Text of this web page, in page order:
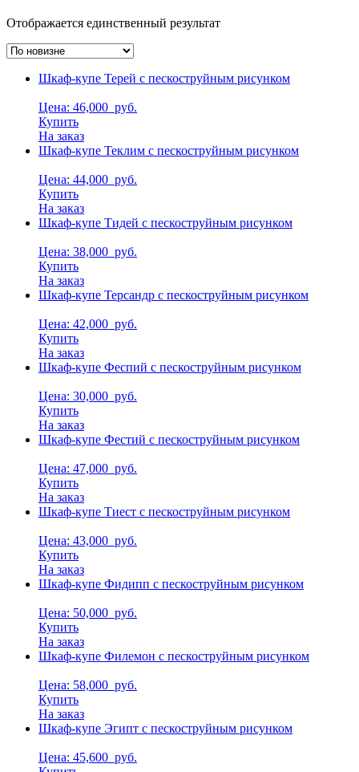
Отображается единственный результат
Шкаф-купе Терей с пескоструйным рисунком
Цена: 46,000 руб.
Купить
На заказ
Шкаф-купе Теклим с пескоструйным рисунком
Цена: 44,000 руб.
Купить
На заказ
Шкаф-купе Тидей с пескоструйным рисунком
Цена: 38,000 руб.
Купить
На заказ
Шкаф-купе Терсандр с пескоструйным рисунком
Цена: 42,000 руб.
Купить
На заказ
Шкаф-купе Феспий с пескоструйным рисунком
Цена: 30,000 руб.
Купить
На заказ
Шкаф-купе Фестий с пескоструйным рисунком
Цена: 47,000 руб.
Купить
На заказ
Шкаф-купе Тиест с пескоструйным рисунком
Цена: 43,000 руб.
Купить
На заказ
Шкаф-купе Фидипп с пескоструйным рисунком
Цена: 50,000 руб.
Купить
На заказ
Шкаф-купе Филемон с пескоструйным рисунком
Цена: 58,000 руб.
Купить
На заказ
Шкаф-купе Эгипт с пескоструйным рисунком
Цена: 45,600 руб.